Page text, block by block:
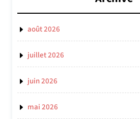
août 2026
juillet 2026
juin 2026
mai 2026